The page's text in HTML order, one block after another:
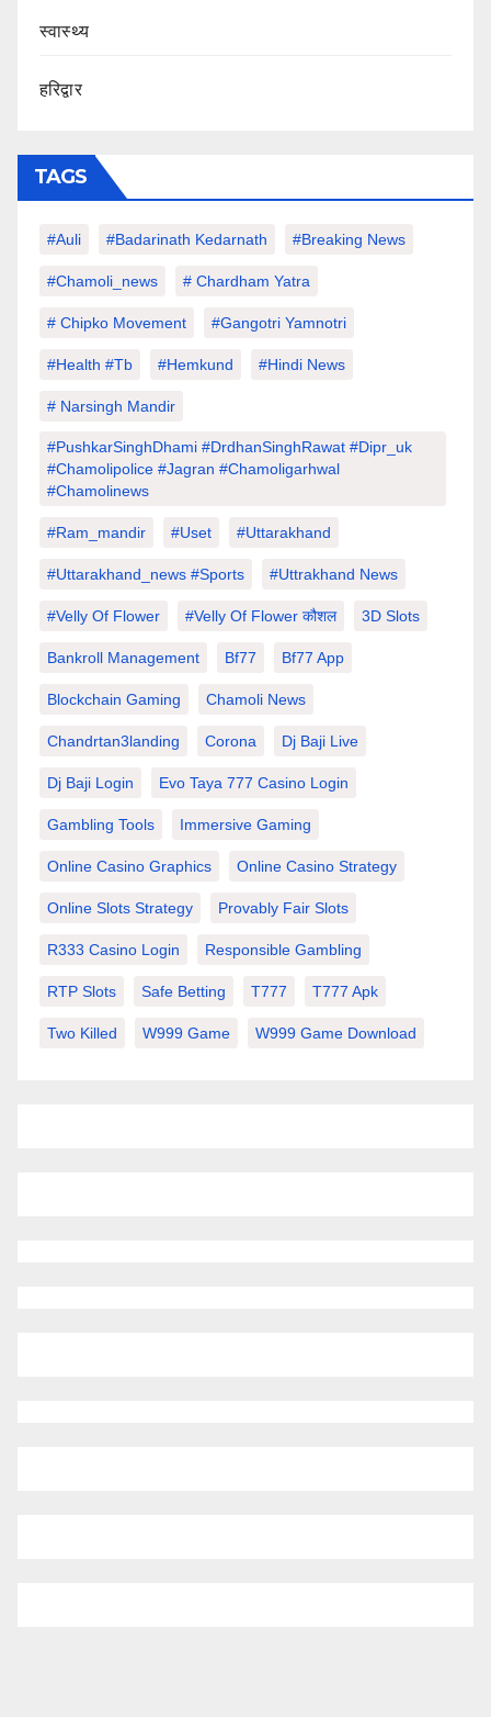
स्वास्थ्य
हरिद्वार
TAGS
#auli #Badarinath Kedarnath #Breaking News
#chamoli_news # Chardham Yatra
# Chipko Movement #Gangotri Yamnotri
#Health #tb #hemkund #hindi News
# Narsingh Mandir
#PushkarSinghDhami #drdhanSinghRawat #dipr_uk
#chamolipolice #Jagran #chamoligarhwal
#chamolinews
#Ram_mandir #uset #uttarakhand
#Uttarakhand_news #sports #Uttrakhand News
#velly Of Flower #velly Of Flower कौशल 3D Slots
Bankroll Management Bf77 Bf77 App
Blockchain Gaming Chamoli News
Chandrtan3landing Corona Dj Baji Live
Dj Baji Login Evo Taya 777 Casino Login
Gambling Tools Immersive Gaming
Online Casino Graphics Online Casino Strategy
Online Slots Strategy Provably Fair Slots
R333 Casino Login Responsible Gambling
RTP Slots Safe Betting T777 T777 Apk
Two Killed W999 Game W999 Game Download